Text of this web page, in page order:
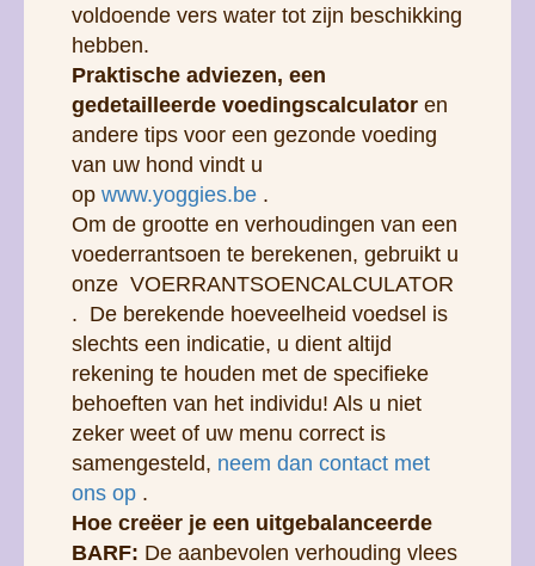
van uw hond vindt u
opwww.yoggies.be
Om de grootte en verhoudingen van een
voederrantsoen te berekenen, gebruikt u
onze VOERRANTSOENCALCULATOR
. De berekende hoeveelheid voedsel is
slechts een indicatie, u dient altijd
rekening te houden met de specifieke
behoeften van het individu! Als u niet
zeker weet of uw menu correct is
samengesteld,neem dan contact met
ons op.
Hoe creëer je een uitgebalanceerde
BARF:De aanbevolen verhouding vlees
en bijgerechten in een uitgebalanceerd
Yoggies BARF-rantsoen is 80% vlees en
botten en 20% bijgerechten (wij raden
Yoggies BARF+ bijgerechten aan ). Zo
ontstaat een uitgebalanceerd